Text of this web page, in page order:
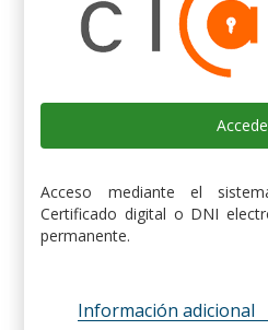
Acceso mediante el
Certificado digital o DNI
permanente.
Información adicional